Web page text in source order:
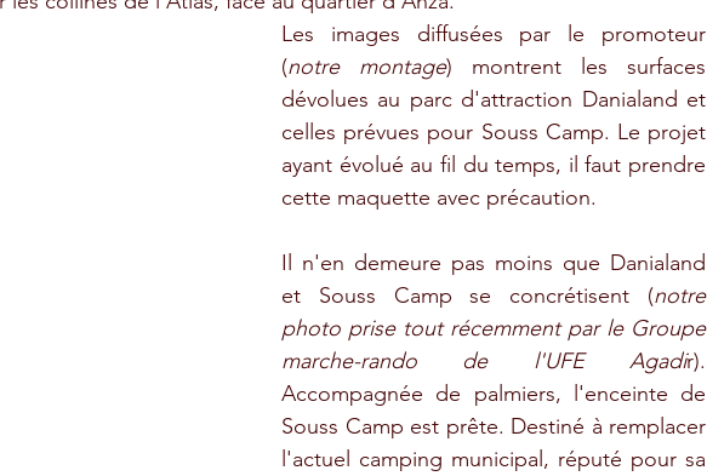
Les images diffusées par le promoteur
(notre montage) montrent les surfaces
dévolues au parc d'attraction Danialand et
celles prévues pour Souss Camp. Le projet
ayant évolué au fil du temps, il faut prendre
cette maquette avec précaution.
Il n'en demeure pas moins que Danialand
et Souss Camp se concrétisent (notre
photo prise tout récemment par le Groupe
marche-rando de l'UFE Agadir).
Accompagnée de palmiers, l'enceinte de
Souss Camp est prête. Destiné à remplacer
l'actuel camping municipal, réputé pour sa